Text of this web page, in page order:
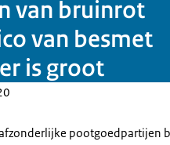
van bruinrot
van besmet
is groot
pootgoedpartijen